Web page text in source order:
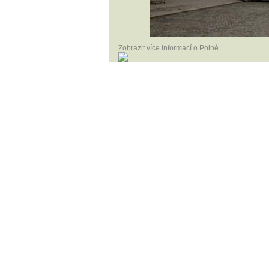
Zobrazit více informací o Polné...